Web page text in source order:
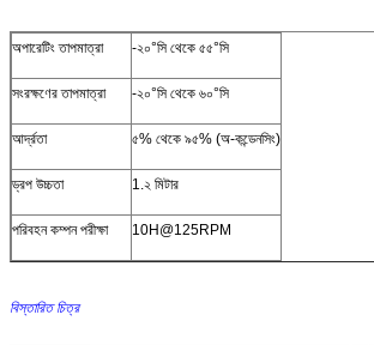
অপারেটিং তাপমাত্রা -২০°সি থেকে ৫৫°সি
সংরক্ষণের তাপমাত্রা -২০°সি থেকে ৬০°সি
আর্দ্রতা ৫% থেকে ৯৫% (অ-কন্ডেনসিং)
ড্রপ উচ্চতা 1.২ মিটার
পরিবহন কম্পন পরীক্ষা 10H@125RPM
বিস্তারিত চিত্র